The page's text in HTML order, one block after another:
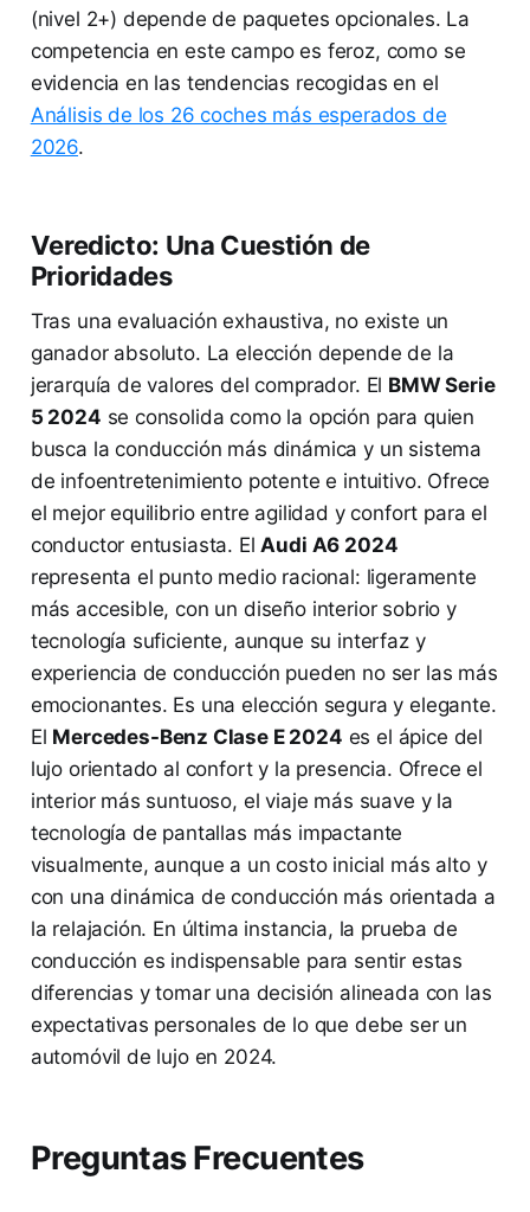
(nivel 2+) depende de paquetes opcionales. La
competencia en este campo es feroz, como se
evidencia en las tendencias recogidas en el
Análisis de los 26 coches más esperados de
2026.
Veredicto: Una Cuestión de
Prioridades
Tras una evaluación exhaustiva, no existe un
ganador absoluto. La elección depende de la
jerarquía de valores del comprador. El BMW Serie
5 2024 se consolida como la opción para quien
busca la conducción más dinámica y un sistema
de infoentretenimiento potente e intuitivo. Ofrece
el mejor equilibrio entre agilidad y confort para el
conductor entusiasta. El Audi A6 2024
representa el punto medio racional: ligeramente
más accesible, con un diseño interior sobrio y
tecnología suficiente, aunque su interfaz y
experiencia de conducción pueden no ser las más
emocionantes. Es una elección segura y elegante.
El Mercedes-Benz Clase E 2024 es el ápice del
lujo orientado al confort y la presencia. Ofrece el
interior más suntuoso, el viaje más suave y la
tecnología de pantallas más impactante
visualmente, aunque a un costo inicial más alto y
con una dinámica de conducción más orientada a
la relajación. En última instancia, la prueba de
conducción es indispensable para sentir estas
diferencias y tomar una decisión alineada con las
expectativas personales de lo que debe ser un
automóvil de lujo en 2024.
Preguntas Frecuentes